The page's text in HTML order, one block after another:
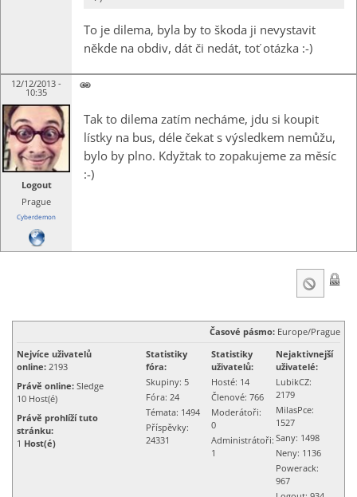
To je dilema, byla by to škoda ji nevystavit
někde na obdiv, dát či nedát, toť otázka :-)
12/12/2013 -
10:35
Logout
Prague
Cyberdemon
Tak to dilema zatím necháme, jdu si koupit
lístky na bus, déle čekat s výsledkem nemůžu,
bylo by plno. Kdyžtak to zopakujeme za měsíc
:-)
Časové pásmo: Europe/Prague
Nejvíce uživatelů
online: 2193
Právě online: Sledge
10 Host(é)
Právě prohlíží tuto
stránku:
1 Host(é)
Nejaktivnejší
uživatelé:
LubikCZ:
2179
MilasPce:
1527
Sany: 1498
Neny: 1136
Powerack:
967
Statistiky
uživatelů:
Hosté: 14
Členové: 766
Moderátoři:
0
Administrátoři:
1
Statistiky
fóra:
Skupiny: 5
Fóra: 24
Témata: 1494
Příspěvky:
24331